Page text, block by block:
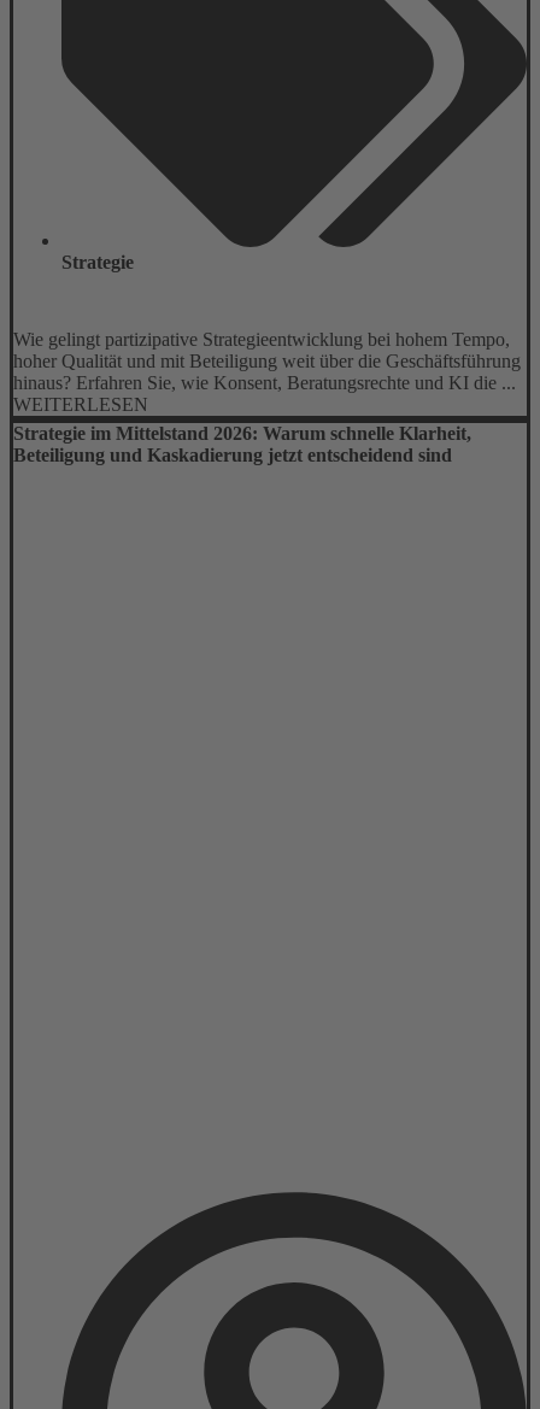
Strategie
Wie gelingt partizipative Strategieentwicklung bei hohem Tempo,
hoher Qualität und mit Beteiligung weit über die Geschäftsführung
hinaus? Erfahren Sie, wie Konsent, Beratungsrechte und KI die ...
WEITERLESEN
Strategie im Mittelstand 2026: Warum schnelle Klarheit,
Beteiligung und Kaskadierung jetzt entscheidend sind